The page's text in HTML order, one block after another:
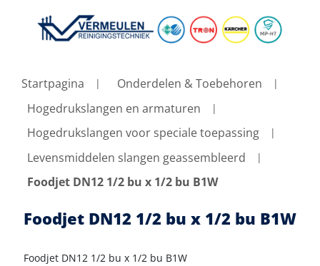
Startpagina
Onderdelen & Toebehoren
Hogedrukslangen en armaturen
Hogedrukslangen voor speciale toepassing
Levensmiddelen slangen geassembleerd
Foodjet DN12 1/2 bu x 1/2 bu B1W
Foodjet DN12 1/2 bu x 1/2 bu B1W
Foodjet DN12 1/2 bu x 1/2 bu B1W